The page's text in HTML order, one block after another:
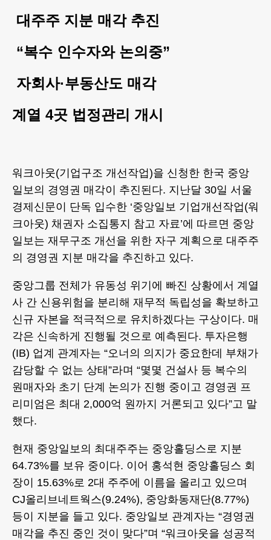
대주주 지분 매각 추진
“복수 인수자와 논의중”
자회사·부동산도 매각
계열 4곳 법정관리 개시
워크아웃(기업구조 개선작업)을 신청한 한국 중앙
일보의 경영권 매각이 추진된다. 지난달 30일 서울
경제신문이 단독 입수한 ‘중앙일보 기업개선작업(워
크아웃) 채권자 소집통지 참고 자료’에 따르면 중앙
일보는 재무구조 개선을 위한 자구 계획으로 대주주
의 경영권 지분 매각을 추진하고 있다.
중앙그룹 전체가 유동성 위기에 빠진 상황에서 계열
사 간 신용위험을 분리해 재무적 독립성을 확보하고
신규 자본을 적극적으로 유치하겠다는 구상이다. 매
각은 신속하게 진행될 것으로 예측된다. 투자은행
(IB) 업계 관계자는 “오너의 의지가 중요한데 부채가
감당할 수 없는 상태”라며 “몇몇 건설사 등 복수의
원매자와 초기 단계 논의가 진행 중이고 경영권 프
리미엄은 최대 2,000억 원까지 거론되고 있다”고 말
했다.
현재 중앙일보의 최대주주는 중앙홀딩스로 지분
64.73%를 보유 중이다. 이어 홍석현 중앙홀딩스 회
장이 15.63%로 2대 주주에 이름을 올리고 있으며
CJ올리브네트웍스(9.24%), 중앙화동재단(8.77%)
등이 지분을 들고 있다. 중앙일보 관계자는 “경영권
매각을 추진 중인 것이 맞다”며 “워크아웃을 성공적